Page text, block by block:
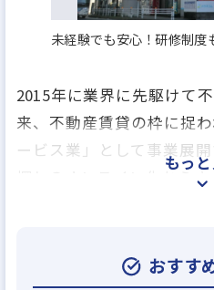
未経験でも安心！研修制度
2015年に業界に先駆けて
来、不動産賃貸の枠に捉
ービス業」として事業展
探しのオンライン化から
称し、誰もが自分らしく
もっ
おすす